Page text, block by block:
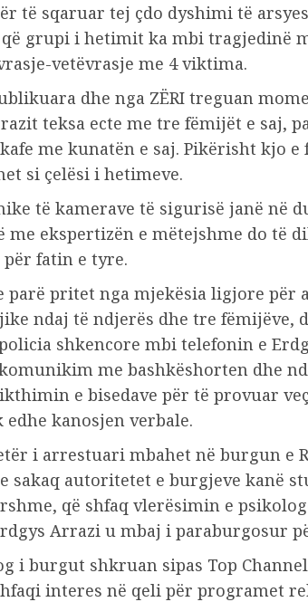
të sqaruar tej çdo dyshimi të
grupi i hetimit ka mbi tragjedinë
vetëvrasje me 4 viktima.
dhe nga ZËRI treguan
teksa ecte me tre fëmijët e saj,
me kunatën e saj. Pikërisht kjo e
si çelësi i hetimeve.
të kamerave të sigurisë janë në
me ekspertizën e mëtejshme do të
fatin e tyre.
parë pritet nga mjekësia ligjore për
ndaj të ndjerës dhe tre fëmijëve,
shkencore mbi telefonin e
me bashkëshorten dhe
e bisedave për të provuar
kanosjen verbale.
i arrestuari mbahet në burgun e
sakaq autoritetet e burgjeve kanë
që shfaq vlerësimin e
Arrazi u mbaj i paraburgosur
i burgut shkruan sipas Top
interes në qeli për programet